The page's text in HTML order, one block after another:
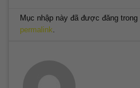
Mục nhập này đã được đăng trong
permalink.